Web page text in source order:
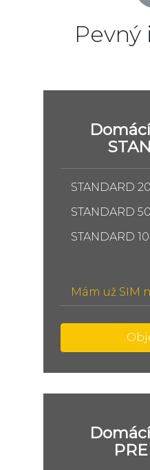
STANDARD 20
STANDARD 50
STANDARD
Mám už SIM